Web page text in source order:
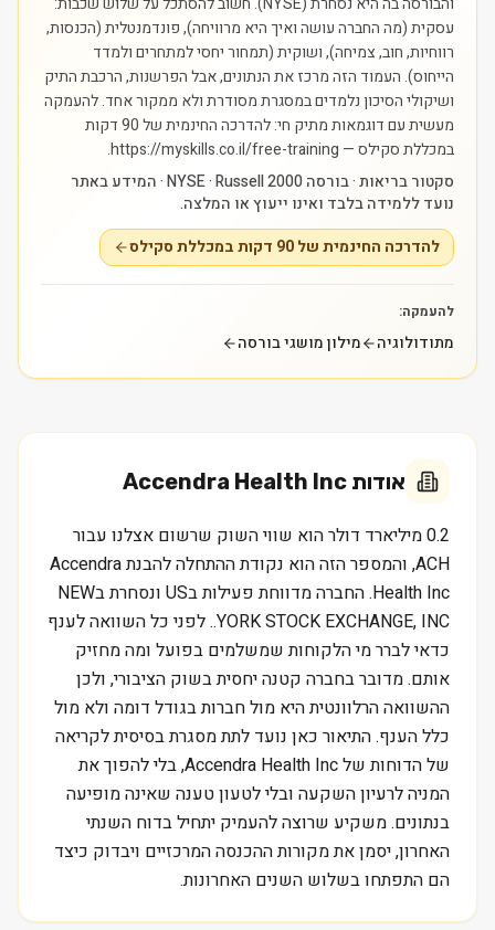
עסקית (מה החברה עושה ואיך היא מרוויחה), פונדמנטלית (הכנסות,
רווחיות, חוב, צמיחה), ושוקית (תמחור יחסי למתחרים ולמדד
הייחוס). העמוד הזה מרכז את הנתונים, אבל הפרשנות, הרכבת התיק
ושיקולי הסיכון נלמדים במסגרת מסודרת ולא ממקור אחד.להעמקה
מעשית עם דוגמאות מתיק חי: להדרכה החינמית של 90 דקות
במכללת סקילס — https://myskills.co.il/free-training.
סקטור בריאות · בורסה NYSE · Russell 2000 · המידע באתר
נועד ללמידה בלבד ואינו ייעוץ או המלצה.
להדרכה החינמית של 90 דקות במכללת סקילס
להעמקה:
מתודולוגיה מילון מושגי בורסה
אודות Accendra Health Inc
0.2 מיליארד דולר הוא שווי השוק שרשום אצלנו עבור
ACH, והמספר הזה הוא נקודת ההתחלה להבנת Accendra
Health Inc. החברה מדווחת פעילות בUS ונסחרת בNEW
YORK STOCK EXCHANGE, INC.. לפני כל השוואה לענף
כדאי לברר מי הלקוחות שמשלמים בפועל ומה מחזיק
אותם. מדובר בחברה קטנה יחסית בשוק הציבורי, ולכן
ההשוואה הרלוונטית היא מול חברות בגודל דומה ולא מול
כלל הענף. התיאור כאן נועד לתת מסגרת בסיסית לקריאה
של הדוחות של Accendra Health Inc, בלי להפוך את
המניה לרעיון השקעה ובלי לטעון טענה שאינה מופיעה
בנתונים. משקיע שרוצה להעמיק יתחיל בדוח השנתי
האחרון, יסמן את מקורות ההכנסה המרכזיים ויבדוק כיצד
הם התפתחו בשלוש השנים האחרונות.